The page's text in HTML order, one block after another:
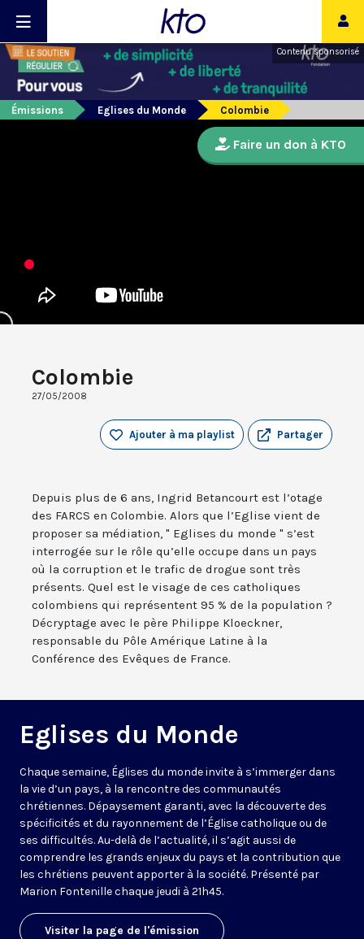
Contenu sponsorisé
Émissions Eglises du Monde Colombie
Colombie
27/05/2008
Partager
Ajouter à ma playlist
Depuis plus de 6 ans, Ingrid Betancourt est l’otage
des FARCS en Colombie. Alors que l’Eglise vient de
proposer sa médiation, " Eglises du monde " s’est
interrogée sur le rôle qu’elle occupe dans un pays
où la corruption et le trafic de drogue sont très
présents. Quel est le visage de ces catholiques
colombiens qui représentent 95 % de la population ?
Décryptage avec le père Philippe Kloeckner,
responsable du Pôle Amérique Latine à la
Conférence des Evêques de France.
Eglises du Monde
Chaque semaine, Églises du monde invite à s’immerger dans
la vie d’un pays, à la rencontre des communautés
chrétiennes. Dépaysement garanti, avec la découverte des
spécificités et du rayonnement de l’Église catholique ou de
ses difficultés. Au-delà de l’actualité, il s’agit aussi de
comprendre les grands enjeux du pays et la contribution que
les chrétiens peuvent apporter à la société. Présenté par
Marion Fontenille chaque jeudi à 21h45.
Visiter la page de l'émission
Faire un don à KTO